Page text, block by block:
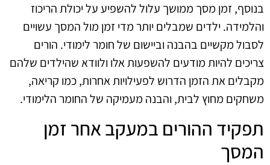
בנוסף, זמן מסך ממושך עלול להשפיע על יכולת הריכוז
והלמידה. ילדים שמבלים יותר מדי זמן מול המסך עשויים
לסבול מקשיים בהבנה וביישום של חומר לימודי. הורים
צריכים להיות מודעים להשפעות אלו ולוודא שהילדים שלהם
מקבלים את הזמן הדרוש לפעילויות אחרות, כמו קריאה,
משחקים מחוץ לבית, והבנה מעמיקה של החומר הלימודי.
תפקיד ההורים במעקב אחר זמן
המסך